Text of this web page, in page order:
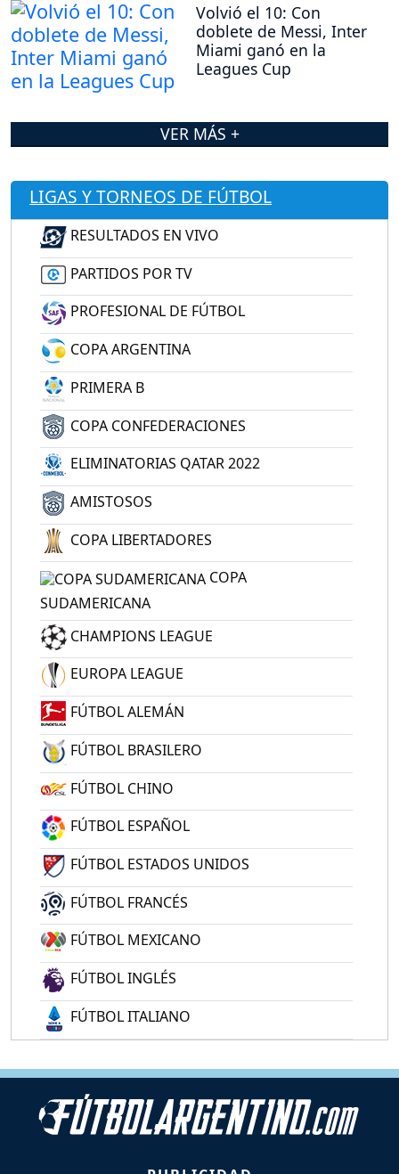
Volvió el 10: Con
doblete de Messi, Inter
Miami ganó en la
Leagues Cup
VER MÁS +
LIGAS Y TORNEOS DE FÚTBOL
RESULTADOS EN VIVO
PARTIDOS POR TV
PROFESIONAL DE FÚTBOL
COPA ARGENTINA
PRIMERA B
COPA CONFEDERACIONES
ELIMINATORIAS QATAR 2022
AMISTOSOS
COPA LIBERTADORES
COPA
SUDAMERICANA
CHAMPIONS LEAGUE
EUROPA LEAGUE
FÚTBOL ALEMÁN
FÚTBOL BRASILERO
FÚTBOL CHINO
FÚTBOL ESPAÑOL
FÚTBOL ESTADOS UNIDOS
FÚTBOL FRANCÉS
FÚTBOL MEXICANO
FÚTBOL INGLÉS
FÚTBOL ITALIANO